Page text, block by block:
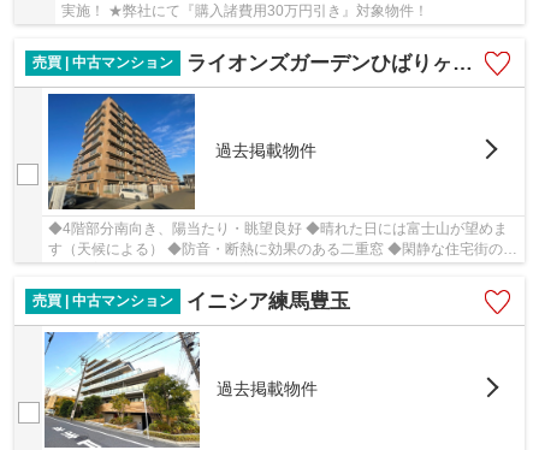
実施！ ★弊社にて『購入諸費用30万円引き』対象物件！
売買 | 中古マンション ライオンズガーデンひばりヶ丘第二
過去掲載物件
◆4階部分南向き、陽当たり・眺望良好 ◆晴れた日には富士山が望めま
す（天候による） ◆防音・断熱に効果のある二重窓 ◆閑静な住宅街のた
め落ち着いた住環境です ◆市立栗原小学校まで徒...
売買 | 中古マンション
イニシア練馬豊玉
過去掲載物件